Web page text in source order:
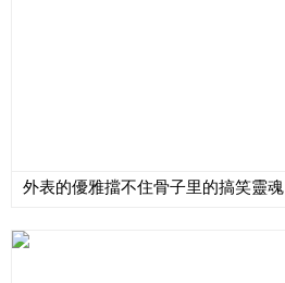
外表的優雅擋不住骨子里的搞笑靈魂